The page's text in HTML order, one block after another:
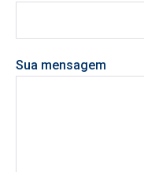
Sua mensagem